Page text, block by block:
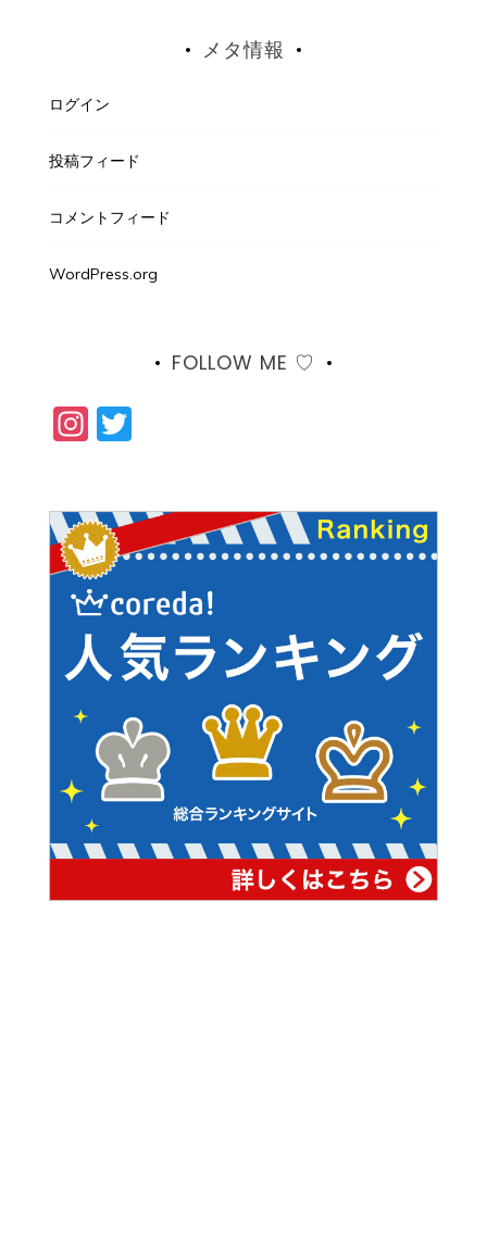
メタ情報
ログイン
投稿フィード
コメントフィード
WordPress.org
FOLLOW ME ♡
Instagram
Twitter